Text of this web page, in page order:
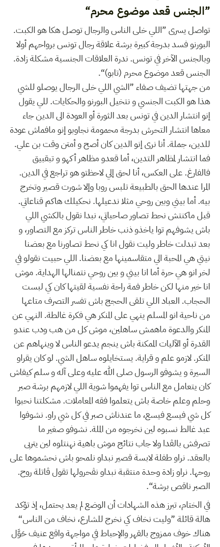
”الجنس قعد موضوع محرم“
تواصل يسرى ”اللي خلى الناس والرجال توصل هكا هو الكبت.
البورنو فسد بدرجة كبيرة برشة علاقة رجال تونس برواحهم أولا
وبالجنس الآخر في تونس. ندرة العلاقات الجنسية مشكلة زادة.
الجنس قعد موضوع محرم (تابو)“.
من جهتها تضيف صفاء ”الشي اللي خلى الرجال يوصلو للشي
هذا هو الكبت الجنسي و نتخيل البورنو والحكايات. للي يقول
إنو انتشار الدين في تونس بعد الثورة أو العودة الى الدين جاء
معاها انتشار التحرش بدرجة محمومة نجاوبو إنو مافماش عودة
للدين، جملة. أنا نرى إنو الدين كان أصح و أمتن وقت بن علي.
فما انتشار لمظاهر التدين، أما قعدو مظاهر أكهو و تبقبيق
فالفارغ. على العكس، أنا لحق إلي لاحظتو هو تراجع في الدين.
المرا عندها الحق بالطبيعة تلبس روبا وإلا شورت قصير وتخرج
بيه. أما بيني وبين روحي مثلا ندعيلها. نحكيلك هاكم قناعاتي.
قبل ماكنتش نحط تصاور صاحباتي، نبدا نقول بالكشي اللي
باش يشوفهم توا ياخذو ذنب خاطر الناس تركز مع التصاور، و
بعد تبدلت خاطر وليت نقول انا كي نحط تصاورنا مع بعضنا
نيتي هي المحبة الي متقاسمينها مع بعضنا. اللي حبيت نقولو في
لخر انو هي حرة أما انا بيني و بين روحي نتمنالها الهداية. موش
انا خير منها لكن خاطر فمة راحة نفسية لقيتها كان كي لبست
الحجاب. العباد اللي تلقى الحجج باش تفسر التصرف متاعها
من ناحية انو المسلم ينهي على المنكر هي فكرة غالطة. النهي عن
المنكر والدعوة ماهمش ساهلين، موش كل من هب ودب عندو
القدرة أو الآليات الممكنة باش ينجم يدعو الناس لا وينهاهم عن
المنكر. لازمو علم و قراية. يستخايلوه ساهل الشي. لو كان يقراو
السيرة و يشوفو الرسول صلى الله عليه وعلى آله و سلم كيفاش
كان يتعامل مع الناس توا يفهموا شوية اللي لازمهم برشة صبر
وحلم وعلم خاصة باش يتعلموا فقه المعاملات. مشكلتنا نحبوا
كل شي فيسع فيسع، ما عندناش صبر في كل شي راو. نشوفوا
عبد غالط نسبوه لين نخرجوه من الملة. نشوفو صغير ما
تصرفش بالڨدا ولا جاب نتائج موش باهية نهنتلوه لين يتربى
بالعقد. نراو طفلة لابسة قصير نبداو نلمحو باش نحشموها على
روحها. نراو زادة وحدة منتقبة نبداو نڨحرولها تقول ڨاتلة روح.
الصبر ناقص برشة“.
في الختام، تبرز هذه الشهادات أن الوضع لم يعد يحتمل، إذ تؤكد
هالة قائلة ”وليت نخاف كي نخرج للشارع، نخاف من الناس“
هناك خوف ممزوج بالقهر والإحباط في مواجهة واقع عنيف حَوَّل